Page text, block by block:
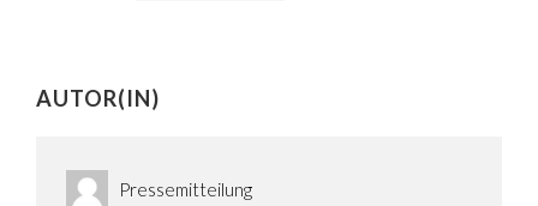
AUTOR(IN)
Pressemitteilung